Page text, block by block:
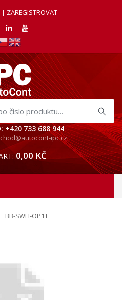
| ZAREGISTROVAT
+420 733 688 944
ipc.cz
0,00 KČ
BB-SWH-OP1T